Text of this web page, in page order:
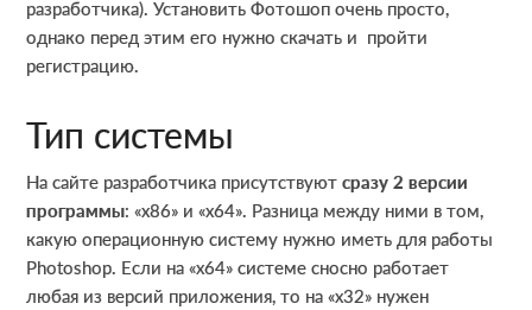
разработчика). Установить Фотошоп очень просто,
однако перед этим его нужно скачать и пройти
регистрацию.
Тип системы
На сайте разработчика присутствуютсразу 2 версии
программы: «х86» и «х64». Разница между ними в том,
какую операционную систему нужно иметь для работы
Photoshop. Если на «х64» системе сносно работает
любая из версий приложения, то на «х32» нужен